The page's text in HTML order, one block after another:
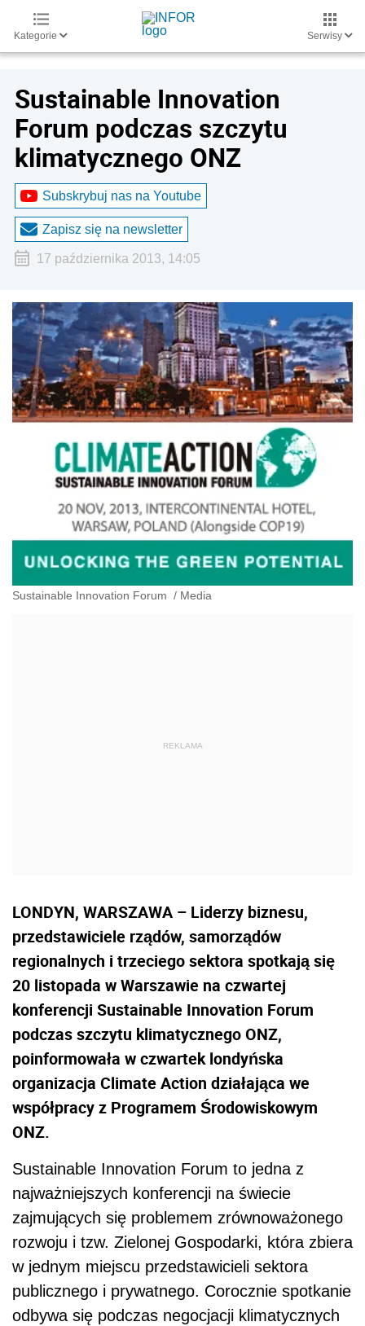
Kategorie Serwisy
Sustainable Innovation
Forum podczas szczytu
klimatycznego ONZ
Subskrybuj nas na Youtube
Zapisz się na newsletter
17 października 2013, 14:05
Sustainable Innovation Forum / Media
LONDYN, WARSZAWA – Liderzy biznesu,
przedstawiciele rządów, samorządów
regionalnych i trzeciego sektora spotkają się
20 listopada w Warszawie na czwartej
konferencji Sustainable Innovation Forum
podczas szczytu klimatycznego ONZ,
poinformowała w czwartek londyńska
organizacja Climate Action działająca we
współpracy z Programem Środowiskowym
ONZ.
Sustainable Innovation Forum to jedna z
najważniejszych konferencji na świecie
zajmujących się problemem zrównoważonego
rozwoju i tzw. Zielonej Gospodarki, która zbiera
w jednym miejscu przedstawicieli sektora
publicznego i prywatnego. Corocznie spotkanie
odbywa się podczas negocjacji klimatycznych